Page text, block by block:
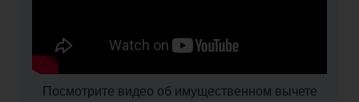
Посмотрите видео об имущественном вычете